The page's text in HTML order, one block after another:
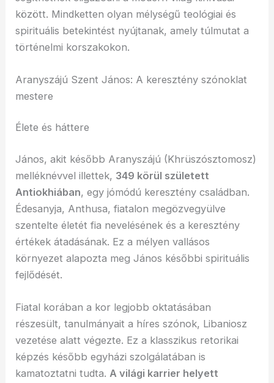
között. Mindketten olyan mélységű teológiai és
spirituális betekintést nyújtanak, amely túlmutat a
történelmi korszakokon.
Aranyszájú Szent János: A keresztény szónoklat
mestere
Élete és háttere
János, akit később Aranyszájú (Khrüszósztomosz)
melléknévvel illettek, 349 körül született
Antiokhiában, egy jómódú keresztény családban.
Édesanyja, Anthusa, fiatalon megözvegyülve
szentelte életét fia nevelésének és a keresztény
értékek átadásának. Ez a mélyen vallásos
környezet alapozta meg János későbbi spirituális
fejlődését.
Fiatal korában a kor legjobb oktatásában
részesült, tanulmányait a híres szónok, Libaniosz
vezetése alatt végezte. Ez a klasszikus retorikai
képzés később egyházi szolgálatában is
kamatoztatni tudta.A világi karrier helyett